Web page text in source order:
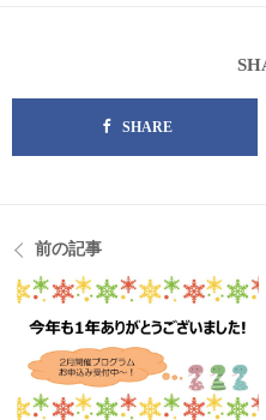
SHARE
前の記事